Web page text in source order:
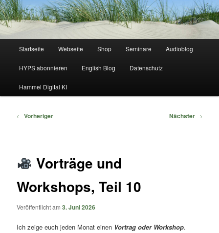
Zum
primären
Inhalt
springen
Zum
sekundären
Inhalt
springen
Startseite Webseite Shop Seminare Audioblog
HYPS abonnieren English Blog Datenschutz
Hammel Digital KI
Beitragsnavigation
← Vorheriger Nächster →
Vorträge und
Workshops, Teil 10
Veröffentlicht am3. Juni 2026
Ich zeige euch jeden Monat einen Vortrag oder Workshop.